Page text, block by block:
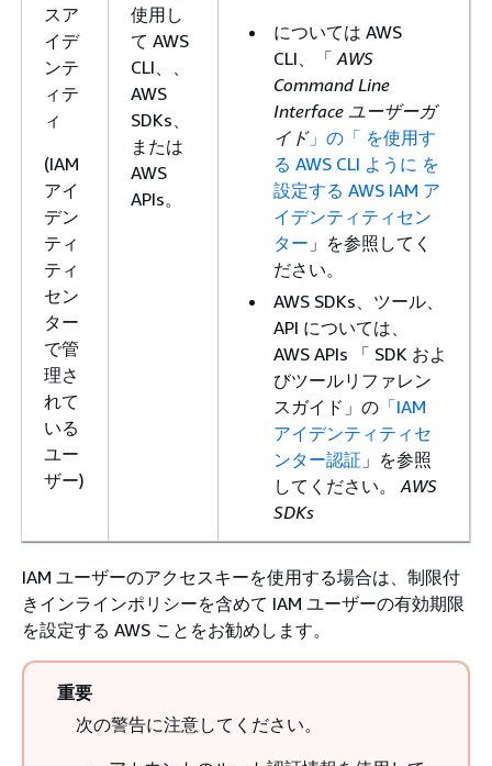
スア
イデ
ンテ
ィテ
ィ
(IAM
アイ
デン
ティ
ティ
セン
ター
で管
理さ
れて
いる
ユー
ザー)
使用し
て AWS
CLI、、
AWS
SDKs、
または
AWS
APIs。
については AWS
CLI、「 AWS
Command Line
Interface ユーザーガ
イド」の「 を使用す
る AWS CLI ように を
設定する AWS IAM ア
イデンティティセン
ター 」を参照してく
ださい。
AWS SDKs、ツール、
API については、
AWS APIs 「 SDK およ
びツールリファレン
スガイド」の 「IAM
アイデンティティセ
ンター認証 」を参照
してください。 AWS
SDKs
IAM ユーザーのアクセスキーを使用する場合は、制限付
きインラインポリシーを含めて IAM ユーザーの有効期限
を設定する AWS ことをお勧めします。
重要
次の警告に注意してください。